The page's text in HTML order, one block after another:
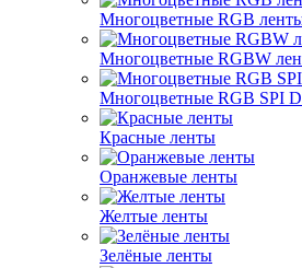
Многоцветные RGB
Многоцветные RGBW
Многоцветные RGB SPI
Красные ленты
Оранжевые ленты
Желтые ленты
Зелёные ленты